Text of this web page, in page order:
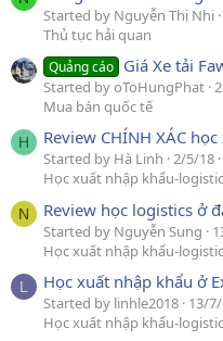
Started by Nguyễn Thị Nhi
Thủ tục hải quan
Quảng cáo Giá Xe tải
Started by oToHungPhat
Mua bán quốc tế
H Review CHÍNH XÁC
Started by Hà Linh 2/5/18
Học xuất nhập khẩu-
N Review học logistics ở
Started by Nguyễn Sung
Học xuất nhập khẩu-
L Học xuất nhập khẩu ở
Started by linhle2018 13/
Học xuất nhập khẩu-